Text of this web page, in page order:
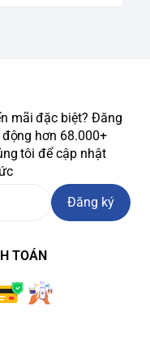
mãi đặc biệt? Đăng
hơn 68.000+
tôi để cập nhật
Đăng ký
TOÁN